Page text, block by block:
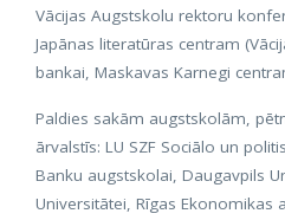
Vācijas Augstskolu rektoru
Japānas literatūras centram
bankai, Maskavas Karnegi
Paldies sakām augstskolām,
ārvalstīs: LU SZF Sociālo un
Banku augstskolai, Daugavpils
Universitātei, Rīgas Ekonomikas